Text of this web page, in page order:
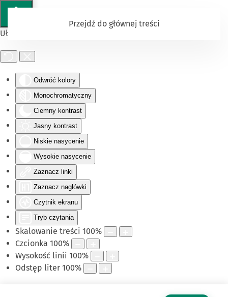
Ułatwienia dostępu
Odwróć kolory
Monochromatyczny
Ciemny kontrast
Jasny kontrast
Niskie nasycenie
Wysokie nasycenie
Zaznacz linki
Zaznacz nagłówki
Czytnik ekranu
Tryb czytania
Skalowanie treści 100%
Czcionka 100%
Wysokość linii 100%
Odstęp liter 100%
Przejdź do głównej treści